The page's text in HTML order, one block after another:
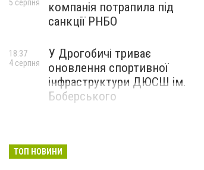
Фото: AP Photo / Ng Han Guan
компанія потрапила під
санкції РНБО
5 серпня
У Дрогобичі триває
оновлення спортивної
інфраструктури ДЮСШ ім.
Боберського
18:37
4 серпня
ТОП НОВИНИ